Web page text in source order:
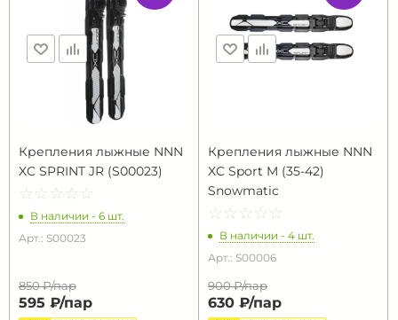
Крепления лыжные NNN
XC SPRINT JR (S00023)
☆ ☆ ☆ ☆ ☆
★ ★ ★ ★ ★
В наличии - 6 шт.
Арт.: S00023
850 ₽/пар
595 ₽/пар
Крепления лыжные NNN
XC Sport M (35-42)
Snowmatic
☆ ☆ ☆ ☆ ☆
★ ★ ★ ★ ★
В наличии - 4 шт.
Арт.: S00006
900 ₽/пар
630 ₽/пар